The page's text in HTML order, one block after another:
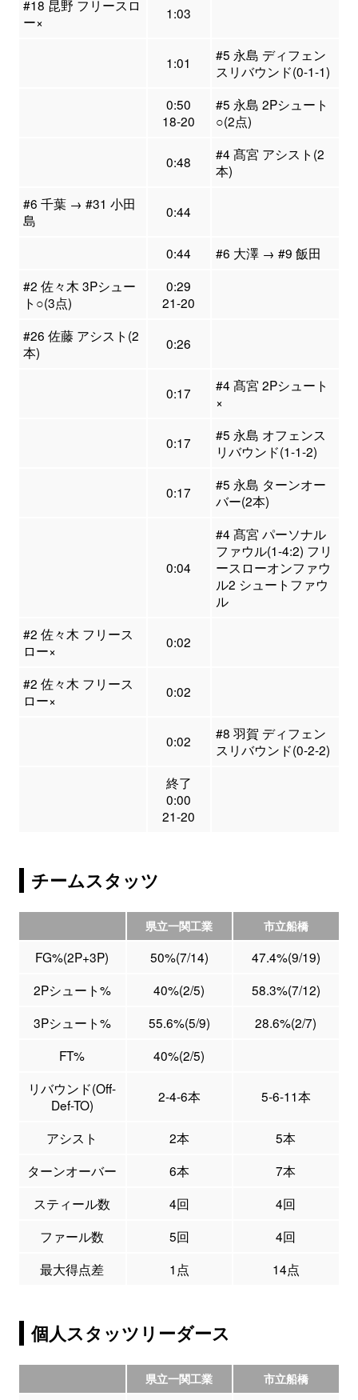
#18 昆野 フリースロ
ー×
1:03
1:01
#5 永島 ディフェン
スリバウンド(0-1-1)
0:50
18-20
#5 永島 2Pシュート
○(2点)
0:48
#4 髙宮 アシスト(2
本)
#6 千葉 → #31 小田
島
0:44
0:44
#6 大澤 → #9 飯田
#2 佐々木 3Pシュー
ト○(3点)
0:29
21-20
#26 佐藤 アシスト(2
本)
0:26
0:17
#4 髙宮 2Pシュート
×
0:17
#5 永島 オフェンス
リバウンド(1-1-2)
0:17
#5 永島 ターンオー
バー(2本)
0:04
#4 髙宮 パーソナル
ファウル(1-4:2) フリ
ースローオンファウ
ル2 シュートファウ
ル
#2 佐々木 フリース
ロー×
0:02
#2 佐々木 フリース
ロー×
0:02
0:02
#8 羽賀 ディフェン
スリバウンド(0-2-2)
終了
0:00
21-20
チームスタッツ
県立一関工業 市立船橋
FG%(2P+3P) 50%(7/14)
47.4%(9/19)
2Pシュート%
40%(2/5)
58.3%(7/12)
3Pシュート%
55.6%(5/9)
28.6%(2/7)
FT%
40%(2/5)
リバウンド(Off-
Def-TO)
2-4-6本 5-6-11本
アシスト 2本
5本
ターンオーバー
6本
7本
スティール数
4回
4回
ファール数
5回
4回
最大得点差
1点 14点
個人スタッツリーダース
県立一関工業 市立船橋